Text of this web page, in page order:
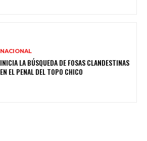
NACIONAL
INICIA LA BÚSQUEDA DE FOSAS CLANDESTINAS
EN EL PENAL DEL TOPO CHICO